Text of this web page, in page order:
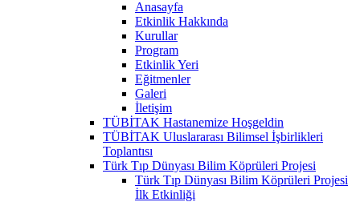
Anasayfa
Etkinlik Hakkında
Kurullar
Program
Etkinlik Yeri
Eğitmenler
Galeri
İletişim
TÜBİTAK Hastanemize Hoşgeldin
TÜBİTAK Uluslararası Bilimsel İşbirlikleri
Toplantısı
Türk Tıp Dünyası Bilim Köprüleri Projesi
Türk Tıp Dünyası Bilim Köprüleri Projesi
İlk Etkinliği